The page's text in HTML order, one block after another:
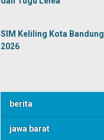
SIM Keliling Kota Bandung
2026
berita
jawa barat